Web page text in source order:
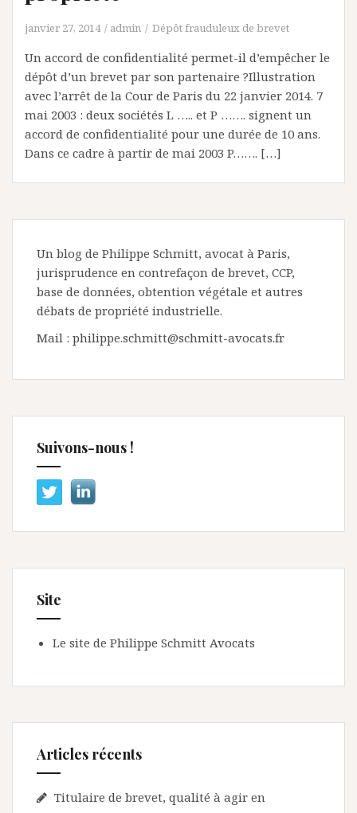
janvier 27, 2014 admin Dépôt frauduleux de brevet
Un accord de confidentialité permet-il d’empêcher le
dépôt d’un brevet par son partenaire ?Illustration
avec l’arrêt de la Cour de Paris du 22 janvier 2014. 7
mai 2003 : deux sociétés L ….. et P ……. signent un
accord de confidentialité pour une durée de 10 ans.
Dans ce cadre à partir de mai 2003 P……. […]
Un blog de Philippe Schmitt, avocat à Paris,
jurisprudence en contrefaçon de brevet, CCP,
base de données, obtention végétale et autres
débats de propriété industrielle.
Mail : philippe.schmitt@schmitt-avocats.fr
Suivons-nous !
Site
Le site de Philippe Schmitt Avocats
Articles récents
Titulaire de brevet, qualité à agir en